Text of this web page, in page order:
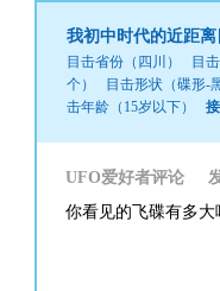
我初中时代的近距
目击省份（四川） 目
个） 目击形状（碟形-
击年龄（15岁以下）
UFO爱好者评论
你看见的飞碟有多